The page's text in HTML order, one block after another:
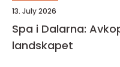
13. July 2026
Spa i Dalarna:
landskapet